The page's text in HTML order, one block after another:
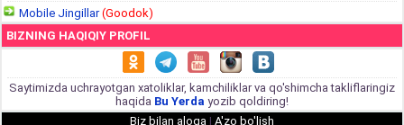
Mobile Jingillar(Goodok)
BIZNING HAQIQIY PROFIL
Saytimizda uchrayotgan xatoliklar, kamchiliklar va qo'shimcha takliflaringiz
haqida Bu Yerda yozib qoldiring!
Biz bilan aloqa | A'zo bo'lish